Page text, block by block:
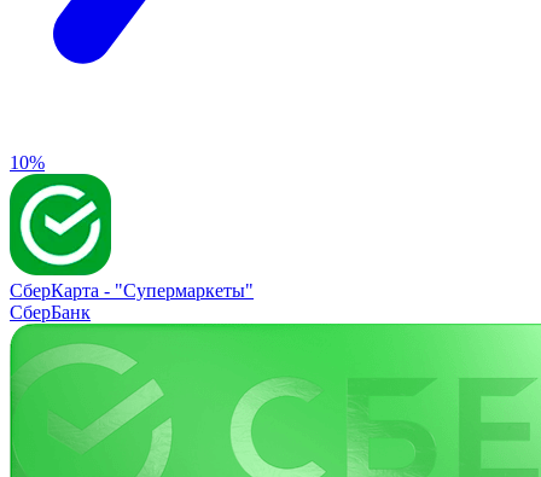
10%
СберКарта - "Супермаркеты"
СберБанк